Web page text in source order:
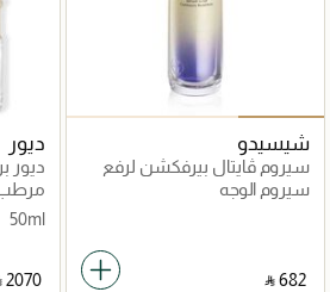
شيسيدو
سيروم ڤايتال بيرفكشن لرفع
وشد البشرة 40مل
سيروم الوجه
‎ ⃁ ⁦682⁩ ‎
ديور
ديور
قِوام
مرطب
50ml
⁦2070⁩